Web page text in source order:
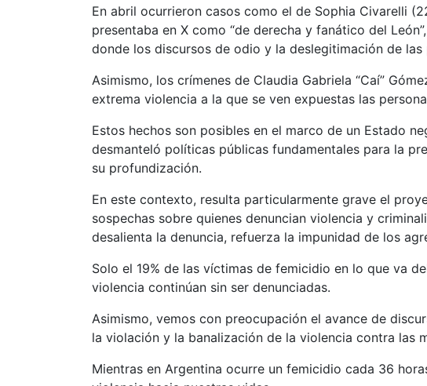
En abril ocurrieron casos como el de Sophia Civarelli
presentaba en X como “de derecha y fanático del
donde los discursos de odio y la deslegitimación de
Asimismo, los crímenes de Claudia Gabriela “Caí”
extrema violencia a la que se ven expuestas las
Estos hechos son posibles en el marco de un Estado
desmanteló políticas públicas fundamentales para la
su profundización.
En este contexto, resulta particularmente grave el
sospechas sobre quienes denuncian violencia y
desalienta la denuncia, refuerza la impunidad de los
Solo el 19% de las víctimas de femicidio en lo que va
violencia continúan sin ser denunciadas.
Asimismo, vemos con preocupación el avance de
la violación y la banalización de la violencia contra las
Mientras en Argentina ocurre un femicidio cada 36